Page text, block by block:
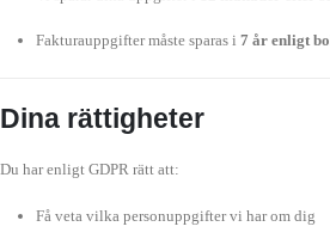
Fakturauppgifter måste sparas i 7 år enligt
Dina rättigheter
Du har enligt GDPR rätt att:
Få veta vilka personuppgifter vi har om dig